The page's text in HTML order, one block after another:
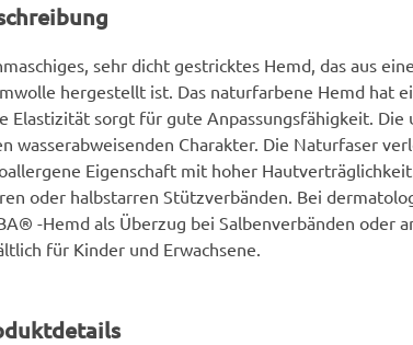
sehr dicht gestricktes Hemd, das aus
hergestellt ist. Das naturfarbene Hemd hat
Elastizität sorgt für gute Anpassungsfähigkeit.
wasserabweisenden Charakter. Die Naturfaser
Eigenschaft mit hoher
oder halbstarren Stützverbänden. Bei
-Hemd als Überzug bei Salbenverbänden oder
für Kinder und Erwachsene.